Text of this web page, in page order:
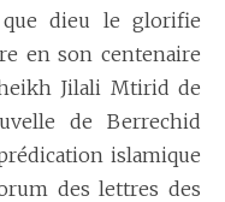
dieu le glorifie
en son centenaire
Jilali Mtirid de
de Berrechid
islamique
des lettres des